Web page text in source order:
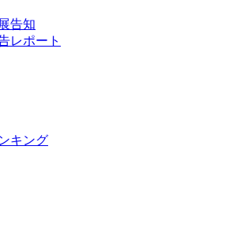
告知
レポート
キング